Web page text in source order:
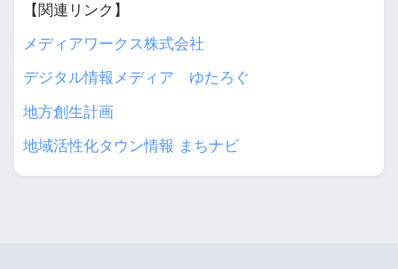
【関連リンク】
メディアワークス株式会社
デジタル情報メディア ゆたろぐ
地方創生計画
地域活性化タウン情報 まちナビ